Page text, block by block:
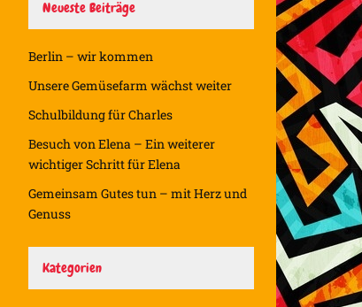
Neueste Beiträge
Berlin – wir kommen
Unsere Gemüsefarm wächst weiter
Schulbildung für Charles
Besuch von Elena – Ein weiterer
wichtiger Schritt für Elena
Gemeinsam Gutes tun – mit Herz und
Genuss
Kategorien